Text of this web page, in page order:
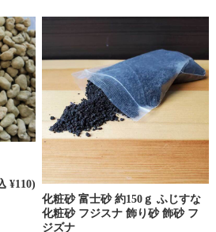
¥110)
化粧砂 富士砂 約150ｇ ふじすな
化粧砂 フジスナ 飾り砂 飾砂 フ
ジズナ